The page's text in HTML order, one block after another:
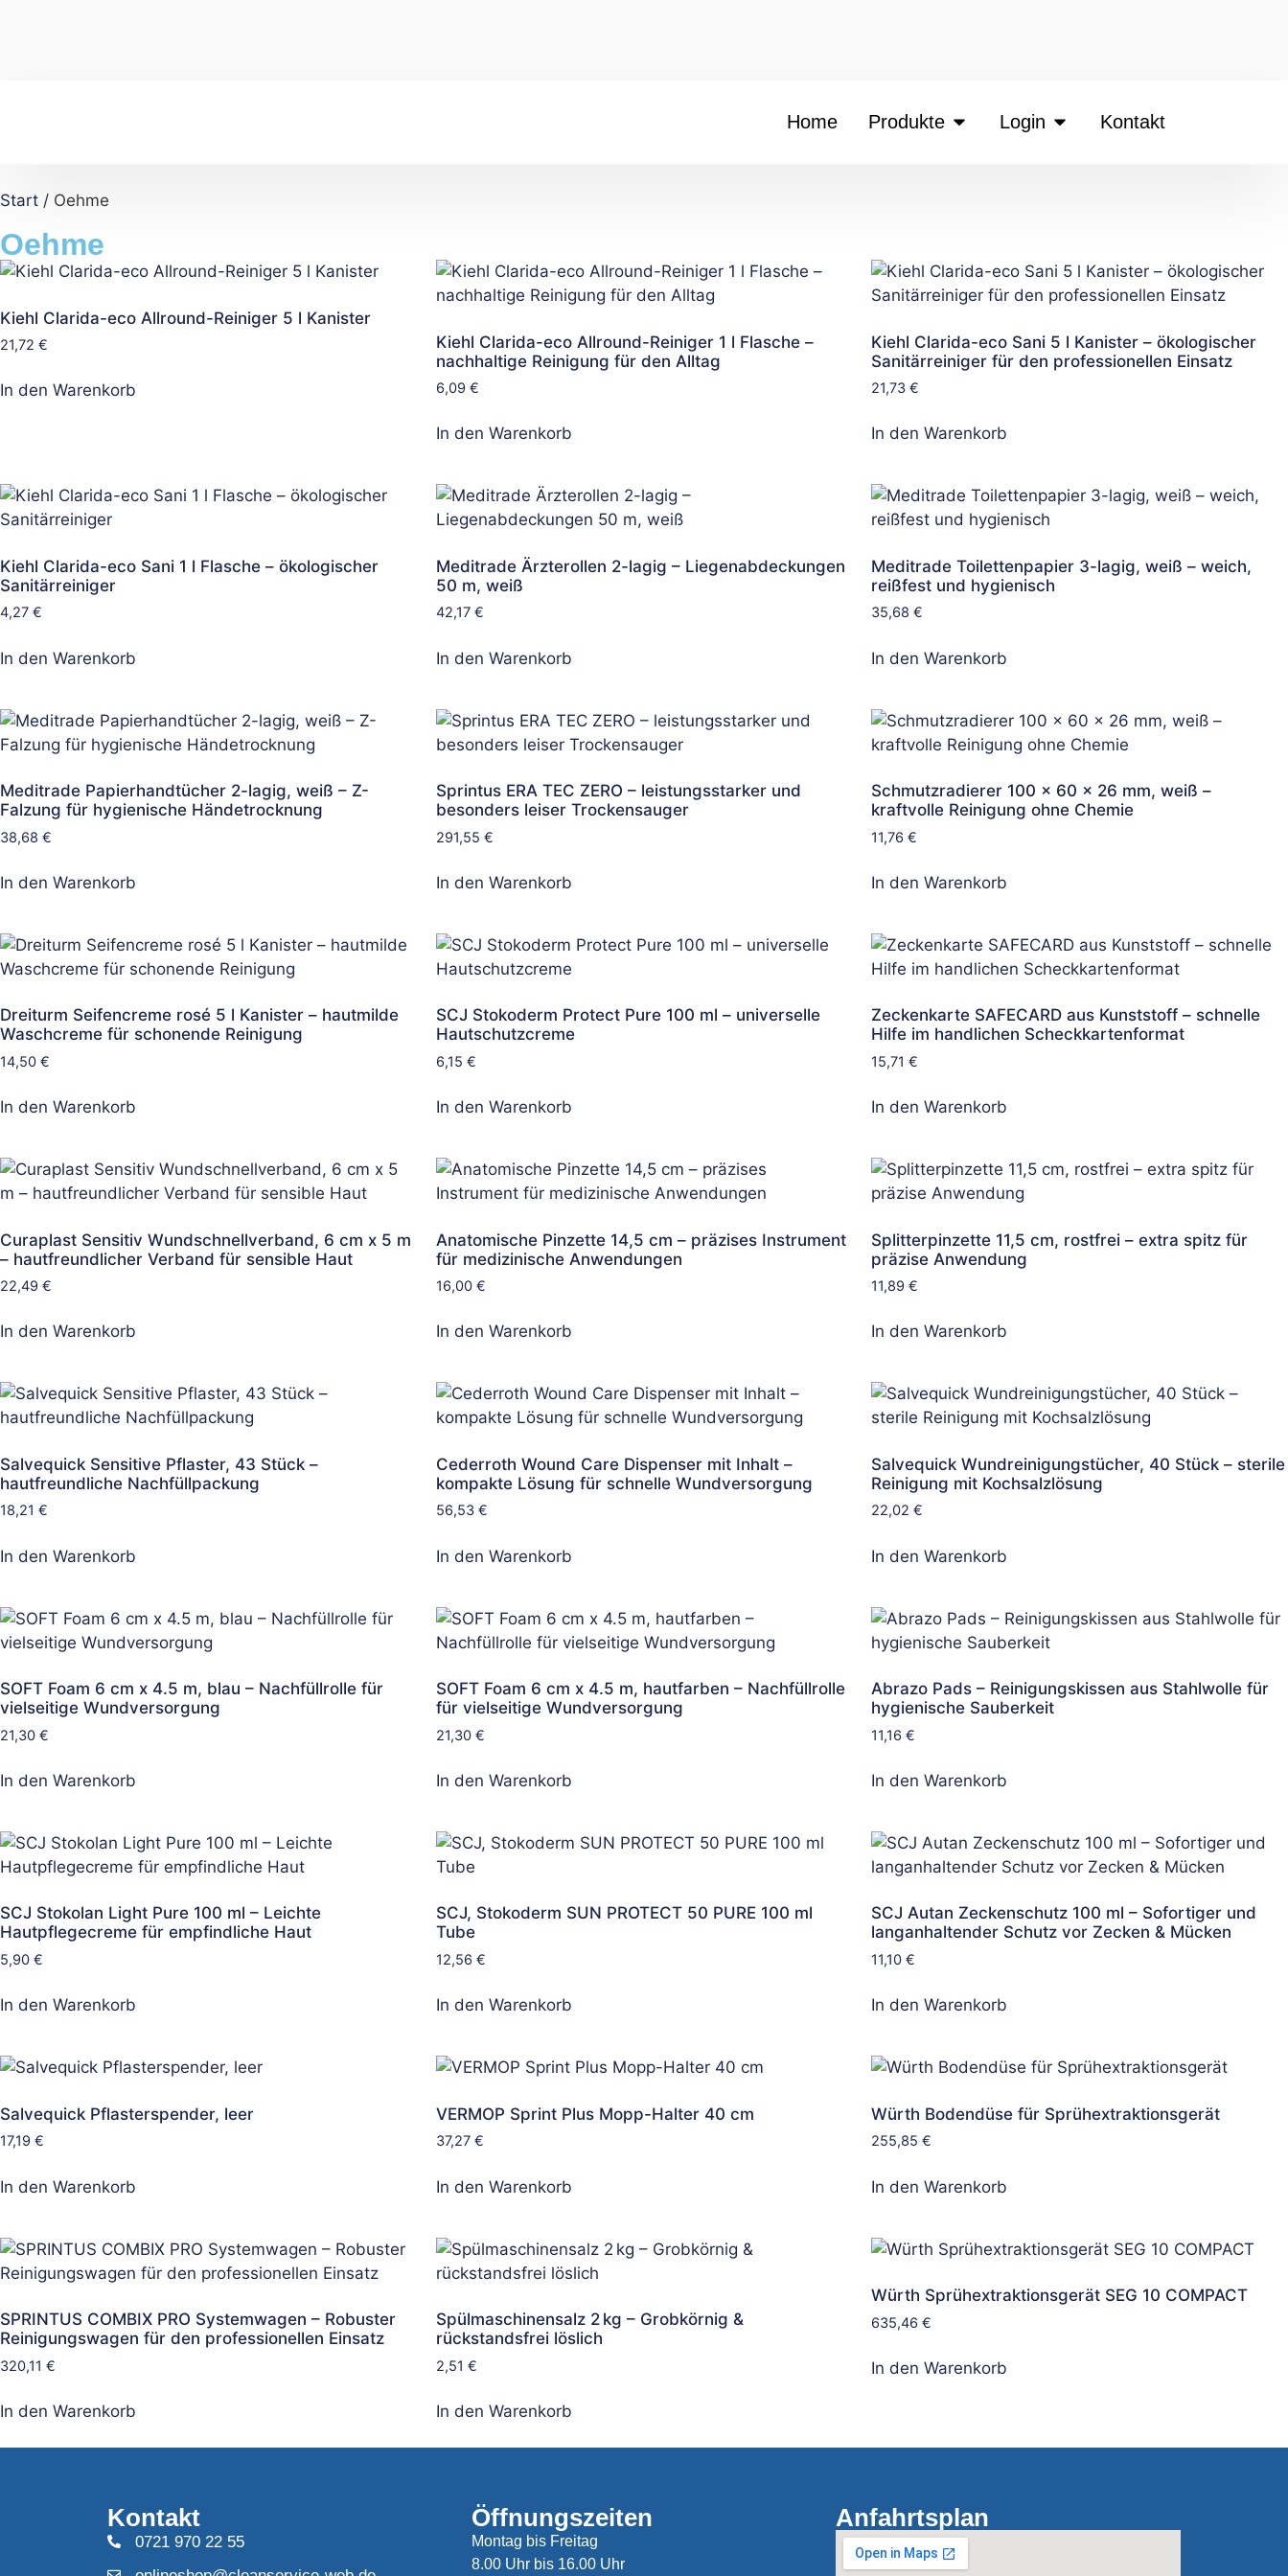
Home Produkte Login Kontakt
Start / Oehme
Oehme
Kiehl Clarida-eco Allround-Reiniger 5 l Kanister
21,72 €
In den Warenkorb
Kiehl Clarida-eco Allround-Reiniger 1 l Flasche –
nachhaltige Reinigung für den Alltag
6,09 €
In den Warenkorb
Kiehl Clarida-eco Sani 5 l Kanister – ökologischer
Sanitärreiniger für den professionellen Einsatz
21,73€
In den Warenkorb
Kiehl Clarida-eco Sani 1 l Flasche – ökologischer
Sanitärreiniger
4,27 €
In den Warenkorb
Meditrade Ärzterollen 2-lagig – Liegenabdeckungen
50 m, weiß
42,17 €
In den Warenkorb
Meditrade Toilettenpapier 3-lagig, weiß – weich,
reißfest und hygienisch
35,68€
In den Warenkorb
Meditrade Papierhandtücher 2-lagig, weiß – Z-
Falzung für hygienische Händetrocknung
38,68 €
In den Warenkorb
Sprintus ERA TEC ZERO – leistungsstarker und
besonders leiser Trockensauger
291,55 €
In den Warenkorb
Schmutzradierer 100 x 60 x 26 mm, weiß –
kraftvolle Reinigung ohne Chemie
11,76€
In den Warenkorb
Dreiturm Seifencreme rosé 5 l Kanister – hautmilde
Waschcreme für schonende Reinigung
14,50 €
In den Warenkorb
SCJ Stokoderm Protect Pure 100 ml – universelle
Hautschutzcreme
6,15 €
In den Warenkorb
Zeckenkarte SAFECARD aus Kunststoff – schnelle
Hilfe im handlichen Scheckkartenformat
15,71€
In den Warenkorb
Curaplast Sensitiv Wundschnellverband, 6 cm x 5 m
– hautfreundlicher Verband für sensible Haut
22,49 €
In den Warenkorb
Anatomische Pinzette 14,5 cm – präzises Instrument
für medizinische Anwendungen
16,00 €
In den Warenkorb
Splitterpinzette 11,5 cm, rostfrei – extra spitz für
präzise Anwendung
11,89€
In den Warenkorb
Salvequick Sensitive Pflaster, 43 Stück –
hautfreundliche Nachfüllpackung
18,21 €
In den Warenkorb
Cederroth Wound Care Dispenser mit Inhalt –
kompakte Lösung für schnelle Wundversorgung
56,53 €
In den Warenkorb
Salvequick Wundreinigungstücher, 40 Stück – sterile
Reinigung mit Kochsalzlösung
22,02€
In den Warenkorb
SOFT Foam 6 cm x 4.5 m, blau – Nachfüllrolle für
vielseitige Wundversorgung
21,30 €
In den Warenkorb
SOFT Foam 6 cm x 4.5 m, hautfarben – Nachfüllrolle
für vielseitige Wundversorgung
21,30 €
In den Warenkorb
Abrazo Pads – Reinigungskissen aus Stahlwolle für
hygienische Sauberkeit
11,16€
In den Warenkorb
SCJ Stokolan Light Pure 100 ml – Leichte
Hautpflegecreme für empfindliche Haut
5,90 €
In den Warenkorb
SCJ, Stokoderm SUN PROTECT 50 PURE 100 ml
Tube
12,56 €
In den Warenkorb
SCJ Autan Zeckenschutz 100 ml – Sofortiger und
langanhaltender Schutz vor Zecken & Mücken
11,10€
In den Warenkorb
Salvequick Pflasterspender, leer
17,19 €
In den Warenkorb
VERMOP Sprint Plus Mopp-Halter 40 cm
37,27 €
In den Warenkorb
Würth Bodendüse für Sprühextraktionsgerät
255,85€
In den Warenkorb
SPRINTUS COMBIX PRO Systemwagen – Robuster
Reinigungswagen für den professionellen Einsatz
320,11 €
In den Warenkorb
Spülmaschinensalz 2 kg – Grobkörnig &
rückstandsfrei löslich
2,51 €
In den Warenkorb
Würth Sprühextraktionsgerät SEG 10 COMPACT
635,46€
In den Warenkorb
Kontakt
0721 970 22 55
Öffnungszeiten
Montag bis Freitag
8.00 Uhr bis 16.00 Uhr
Anfahrtsplan